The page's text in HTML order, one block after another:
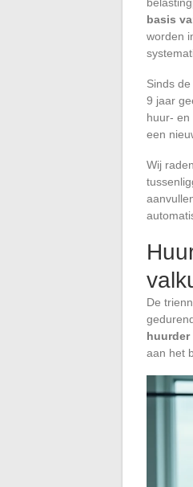
basis
worden
Sinds
9 jaar
huur- en
een
Wij
De
huurder
aan het